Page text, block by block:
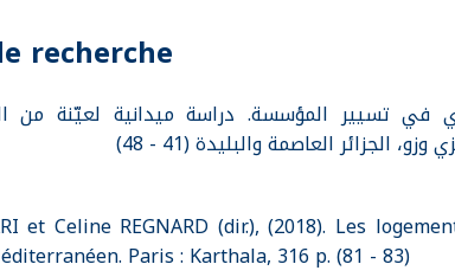
recherche
في تسيير المؤسسة. دراسة ميدانية لعيّنة من
الجزائر العاصمة والبليدة (41 - 48)
et Celine REGNARD (dir.), (2018). Les
Paris : Karthala, 316 p. (81 - 83)